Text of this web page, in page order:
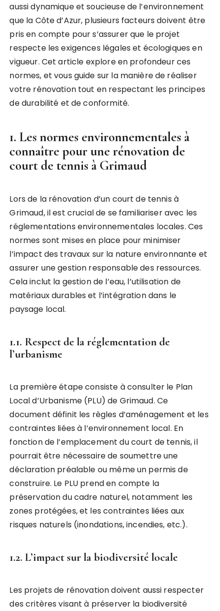
aussi dynamique et soucieuse de l’environnement
que la Côte d’Azur, plusieurs facteurs doivent être
pris en compte pour s’assurer que le projet
respecte les exigences légales et écologiques en
vigueur. Cet article explore en profondeur ces
normes, et vous guide sur la manière de réaliser
votre rénovation tout en respectant les principes
de durabilité et de conformité.
1. Les normes environnementales à
connaître pour une rénovation de
court de tennis à Grimaud
Lors de la rénovation d’un court de tennis à
Grimaud, il est crucial de se familiariser avec les
réglementations environnementales locales. Ces
normes sont mises en place pour minimiser
l’impact des travaux sur la nature environnante et
assurer une gestion responsable des ressources.
Cela inclut la gestion de l’eau, l’utilisation de
matériaux durables et l’intégration dans le
paysage local.
1.1. Respect de la réglementation de
l’urbanisme
La première étape consiste à consulter le Plan
Local d’Urbanisme (PLU) de Grimaud. Ce
document définit les règles d’aménagement et les
contraintes liées à l’environnement local. En
fonction de l’emplacement du court de tennis, il
pourrait être nécessaire de soumettre une
déclaration préalable ou même un permis de
construire. Le PLU prend en compte la
préservation du cadre naturel, notamment les
zones protégées, et les contraintes liées aux
risques naturels (inondations, incendies, etc.).
1.2. L’impact sur la biodiversité locale
Les projets de rénovation doivent aussi respecter
des critères visant à préserver la biodiversité